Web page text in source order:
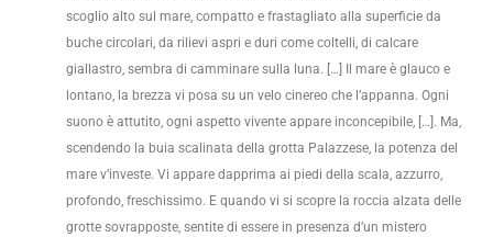
scoglio alto sul mare, compatto e frastagliato alla superficie da
buche circolari, da rilievi aspri e duri come coltelli, di calcare
giallastro, sembra di camminare sulla luna. […] Il mare è glauco e
lontano, la brezza vi posa su un velo cinereo che l’appanna. Ogni
suono è attutito, ogni aspetto vivente appare inconcepibile, […]. Ma,
scendendo la buia scalinata della grotta Palazzese, la potenza del
mare v’investe. Vi appare dapprima ai piedi della scala, azzurro,
profondo, freschissimo. E quando vi si scopre la roccia alzata delle
grotte sovrapposte, sentite di essere in presenza d’un mistero